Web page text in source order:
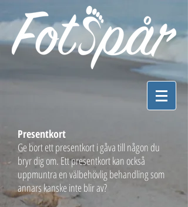
Presentkort
Ge bort ett presentkort i gåva till någon du
bryr dig om. Ett presentkort kan också
uppmuntra en välbehövlig behandling som
annars kanske inte blir av?